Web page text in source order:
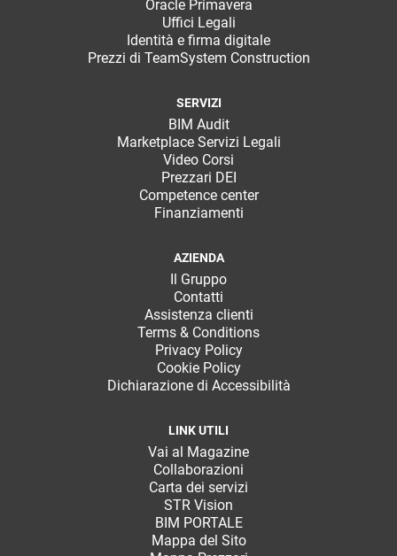
Oracle Primavera
Uffici Legali
Identità e firma digitale
Prezzi di TeamSystem Construction
SERVIZI
BIM Audit
Marketplace Servizi Legali
Video Corsi
Prezzari DEI
Competence center
Finanziamenti
AZIENDA
Il Gruppo
Contatti
Assistenza clienti
Terms & Conditions
Privacy Policy
Cookie Policy
Dichiarazione di Accessibilità
LINK UTILI
Vai al Magazine
Collaborazioni
Carta dei servizi
STR Vision
BIM PORTALE
Mappa del Sito